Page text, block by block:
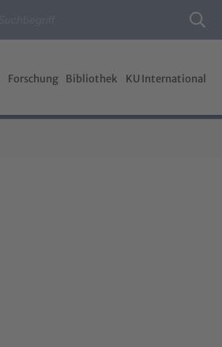
Forschung Bibliothek KU International